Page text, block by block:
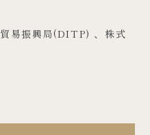
易振興局(DITP) 、株式